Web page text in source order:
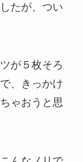
たが、つい
が５枚そろ
、きっかけ
ゃおうと思